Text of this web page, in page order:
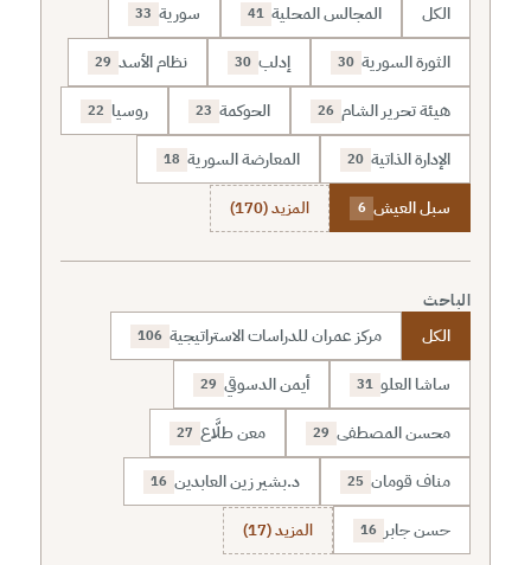
الكل المجالس المحلية 41 سورية 33
الثورة السورية 30 إدلب 30 نظام الأسد 29
هيئة تحرير الشام 26 الحوكمة 23 روسيا 22
الإدارة الذاتية 20 المعارضة السورية 18
سبل العيش 6 المزيد (170)
الباحث
الكل مركز عمران للدراسات الاستراتيجية 106
ساشا العلو 31 أيمن الدسوقي 29
محسن المصطفى 29 معن طلَّاع 27
مناف قومان 25 د.بشير زين العابدين 16
حسن جابر 16 المزيد (17)